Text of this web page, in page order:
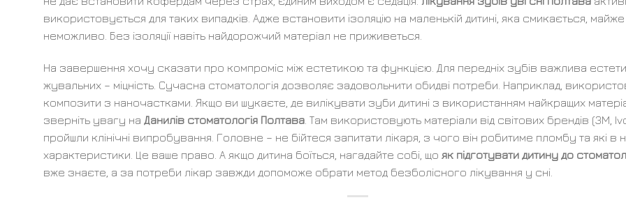
використовується для таких випадків. Адже встановити ізоляцію на маленькій дитині, яка смикається, майже
неможливо. Без ізоляції навіть найдорожчий матеріал не приживеться.
На завершення хочу сказати про компроміс між естетикою та функцією. Для передніх зубів важлива
жувальних – міцність. Сучасна стоматологія дозволяє задовольнити обидві потреби. Наприклад,
композити з наночастками. Якщо ви шукаєте, де вилікувати зуби дитині з використанням найкращих
зверніть увагу на Данилів стоматологія Полтава . Там використовують матеріали від світових брендів (3M,
пройшли клінічні випробування. Головне – не бійтеся запитати лікаря, з чого він робитиме пломбу та які в
характеристики. Це ваше право. А якщо дитина боїться, нагадайте собі, що як підготувати дитину до
вже знаєте, а за потреби лікар завжди допоможе обрати метод безболісного лікування у сні.